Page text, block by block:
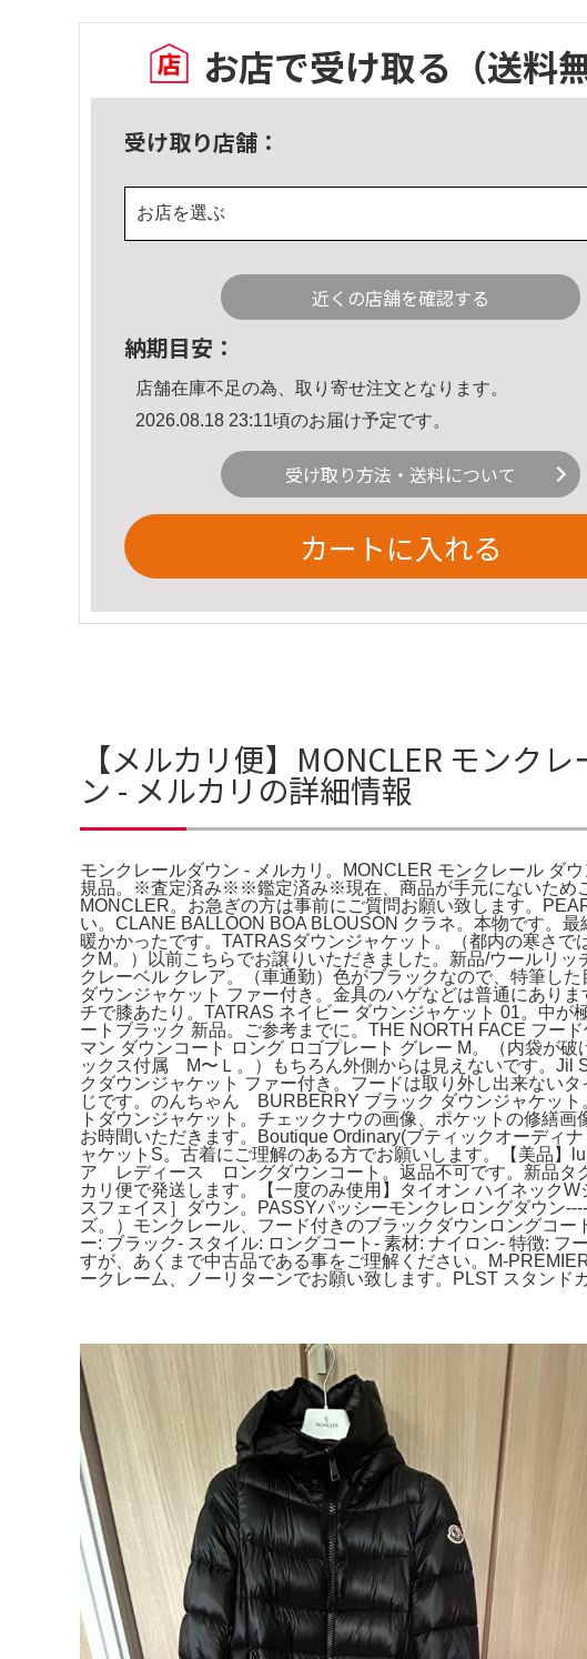
お店で受け取る （送料
受け取り店舗：
お店を選ぶ
近くの店舗を確認する
納期目安：
店舗在庫不足の為、取り寄せ注文となります。
2026.08.18 23:11頃のお届け予定です。
受け取り方法・送料について
カートに入れる
【メルカリ便】MONCLER モンク
ン - メルカリの詳細情報
モンクレールダウン - メルカリ。MONCLER モンクレール ダ
規品。※査定済み※※鑑定済み※現在、商品が手元にないため
MONCLER。お急ぎの方は事前にご質問お願い致します。
い。CLANE BALLOON BOA BLOUSON クラネ。本物です
暖かかったです。TATRASダウンジャケット。（都内の寒さ
クM。）以前こちらでお譲りいただきました。新品/ウールリ
クレーベル クレア。（車通勤）色がブラックなので、特筆し
ダウンジャケット ファー付き。金具のハゲなどは普通にあり
チで膝あたり。TATRAS ネイビー ダウンジャケット 01。中
ートブラック 新品。ご参考までに。THE NORTH FACE フー
マン ダウンコート ロング ロゴプレート グレー M。（内袋
ックス付属 M〜Ｌ。）もちろん外側からは見えないです。Jil
クダウンジャケット ファー付き。フードは取り外し出来ない
じです。のんちゃん BURBERRY ブラック ダウンジャケッ
トダウンジャケット。チェックナウの画像、ポケットの修繕
お時間いただきます。Boutique Ordinary(ブティックオーディ
ャケットS。古着にご理解のある方でお願いします。【美品
ア レディース ロングダウンコート。返品不可です。新品
カリ便で発送します。【一度のみ使用】タイオン ハイネック
スフェイス］ダウン。PASSYパッシーモンクレロングダウン
ズ。）モンクレール、フード付きのブラックダウンロングコ
ー: ブラック- スタイル: ロングコート- 素材: ナイロン- 特徴:
すが、あくまで中古品である事をご理解ください。M-
ークレーム、ノーリターンでお願い致します。PLST スタンド